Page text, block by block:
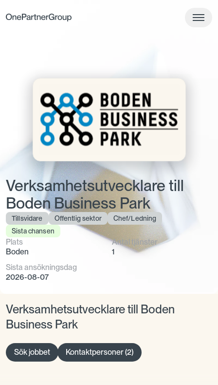
Verksamhetsutvecklare till
Boden Business Park
Tillsvidare Offentlig sektor
Chef/Ledning
Sista chansen
Plats
Boden
Antal tjänster
1
Sista ansökningsdag
2026-08-07
Verksamhetsutvecklare till Boden
Business Park
Sök jobbet Kontaktpersoner (2)